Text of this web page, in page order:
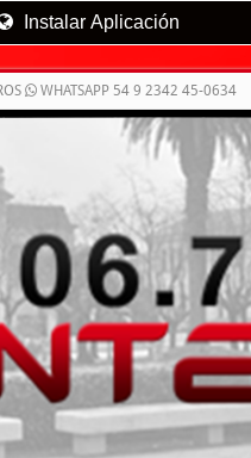
Instalar Aplicación
WHATSAPP 54 9 2342 45-0634